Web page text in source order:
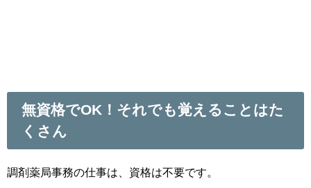
無資格でOK！それでも覚えることはた
くさん
調剤薬局事務の仕事は、資格は不要です。